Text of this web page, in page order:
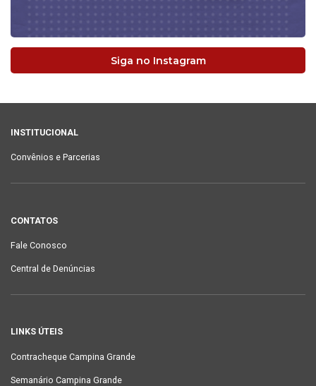
Siga no Instagram
INSTITUCIONAL
Convênios e Parcerias
CONTATOS
Fale Conosco
Central de Denúncias
LINKS ÚTEIS
Contracheque Campina Grande
Semanário Campina Grande